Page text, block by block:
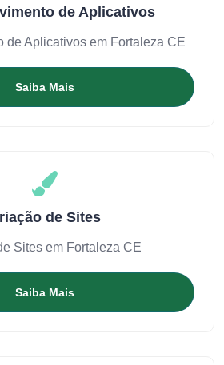
de Aplicativos
de Aplicativos em Fortaleza CE
Saiba Mais
de Sites
Sites em Fortaleza CE
Saiba Mais